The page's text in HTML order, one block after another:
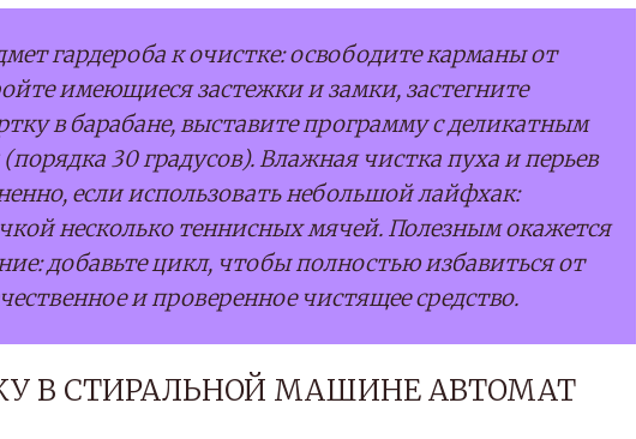
гардероба к очистке: освободите карманы от
имеющиеся застежки и замки, застегните
в барабане, выставите программу с деликатным
30 градусов). Влажная чистка пуха и перьев
если использовать небольшой лайфхак:
несколько теннисных мячей. Полезным окажется
добавьте цикл, чтобы полностью избавиться от
и проверенное чистящее средство.
В СТИРАЛЬНОЙ МАШИНЕ АВТОМАТ